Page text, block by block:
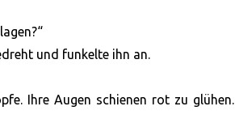
und funkelte ihn an.
Ihre Augen schienen rot zu glühen.